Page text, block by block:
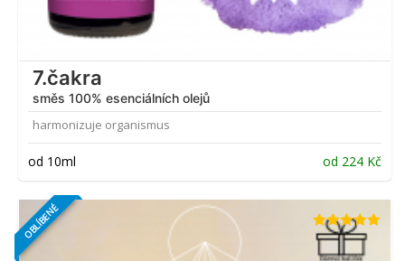
7.čakra
směs 100% esenciálních olejů
harmonizuje organismus
od 10ml od 224 Kč
OBLÍBENÉ
Hodnocení
4.91z 5